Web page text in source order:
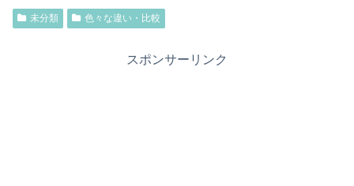
未分類 色々な違い・比較
スポンサーリンク